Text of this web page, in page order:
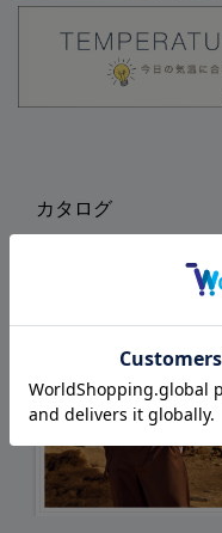
カタログ